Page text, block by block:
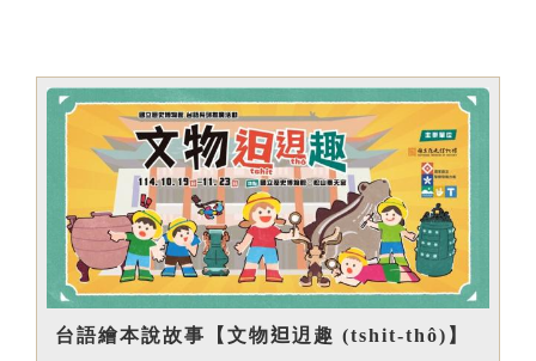
台語繪本說故事【文物𨑨迌趣 (tshit-thô)】